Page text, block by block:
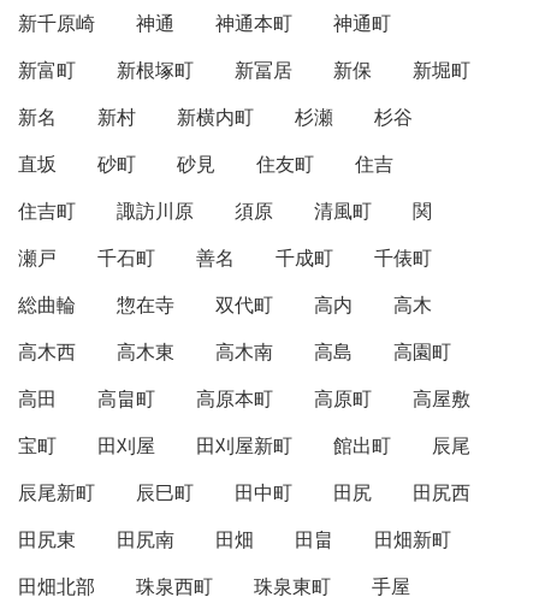
新千原崎
神通 神通本町
神通町
新富町
新根塚町 新冨居 新保
新堀町
新名
新村 新横内町 杉瀬
杉谷
直坂
砂町 砂見 住友町
住吉
住吉町
諏訪川原 須原 清風町
関
瀬戸
千石町 善名 千成町
千俵町
総曲輪
惣在寺 双代町 高内
高木
高木西
高木東 高木南 高島
高園町
高田
高畠町 高原本町 高原町
高屋敷
宝町
田刈屋 田刈屋新町 館出町
辰尾
辰尾新町
辰巳町 田中町 田尻
田尻西
田尻東
田尻南 田畑 田畠
田畑新町
田畑北部
珠泉西町 珠泉東町
手屋